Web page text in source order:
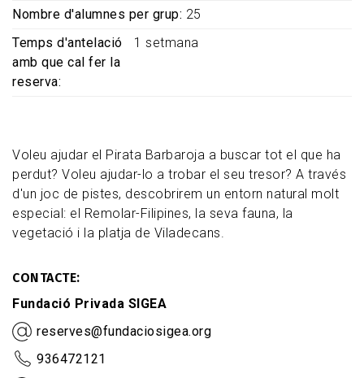
Voleu ajudar el Pirata Barbaroja a buscar tot el que ha
perdut? Voleu ajudar-lo a trobar el seu tresor? A través
d'un joc de pistes, descobrirem un entorn natural molt
especial: el Remolar-Filipines, la seva fauna, la
vegetació i la platja de Viladecans.
CONTACTE
Fundació Privada SIGEA
reserves@fundaciosigea.org
936472121
Nombre d'alumnes per grup 25
Temps d'antelació
amb que cal fer la
reserva
1 setmana